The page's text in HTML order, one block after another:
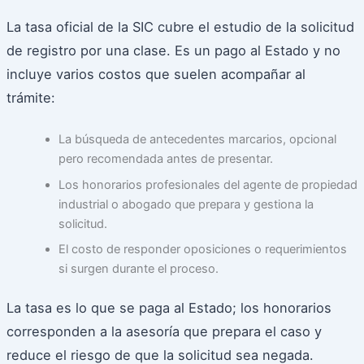
La tasa oficial de la SIC cubre el estudio de la solicitud
de registro por una clase. Es un pago al Estado y no
incluye varios costos que suelen acompañar al
trámite:
La búsqueda de antecedentes marcarios, opcional
pero recomendada antes de presentar.
Los honorarios profesionales del agente de propiedad
industrial o abogado que prepara y gestiona la
solicitud.
El costo de responder oposiciones o requerimientos
si surgen durante el proceso.
La tasa es lo que se paga al Estado; los honorarios
corresponden a la asesoría que prepara el caso y
reduce el riesgo de que la solicitud sea negada.